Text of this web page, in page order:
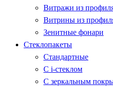
Витражи из
Витрины из
Зенитные фонари
Стеклопакеты
Стандартные
С i-стеклом
С зеркальным